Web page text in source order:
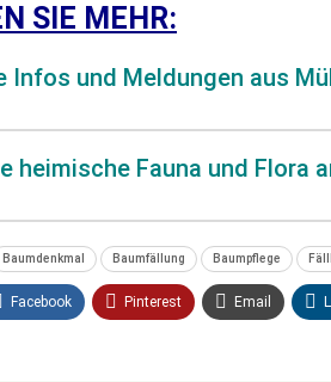
SIE MEHR:
Infos und Meldungen aus
heimische Fauna und Flora
Baumdenkmal Baumfällung Baumpflege
Facebook Pinterest Email